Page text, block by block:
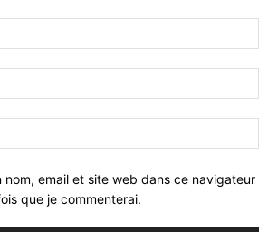
nom, email et site web dans ce navigateur
que je commenterai.